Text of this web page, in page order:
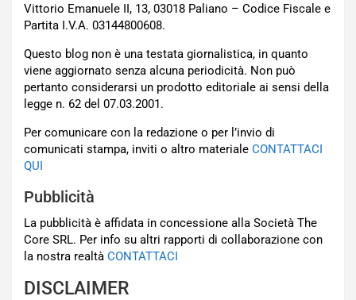
Vittorio Emanuele II, 13, 03018 Paliano – Codice Fiscale e
Partita I.V.A. 03144800608.
Questo blog non è una testata giornalistica, in quanto
viene aggiornato senza alcuna periodicità. Non può
pertanto considerarsi un prodotto editoriale ai sensi della
legge n. 62 del 07.03.2001.
Per comunicare con la redazione o per l’invio di
comunicati stampa, inviti o altro materiale CONTATTACI
QUI
Pubblicità
La pubblicità è affidata in concessione alla Società The
Core SRL. Per info su altri rapporti di collaborazione con
la nostra realtà CONTATTACI
DISCLAIMER